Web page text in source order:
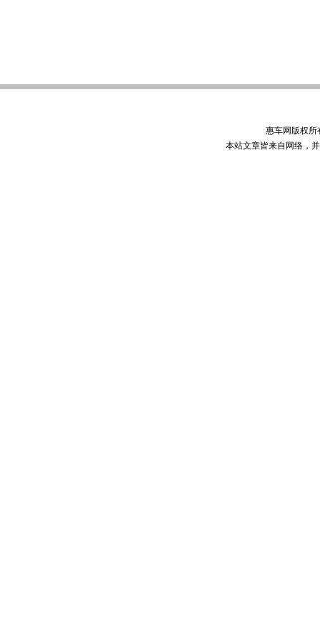
惠车网版权
本站文章皆来自网络，